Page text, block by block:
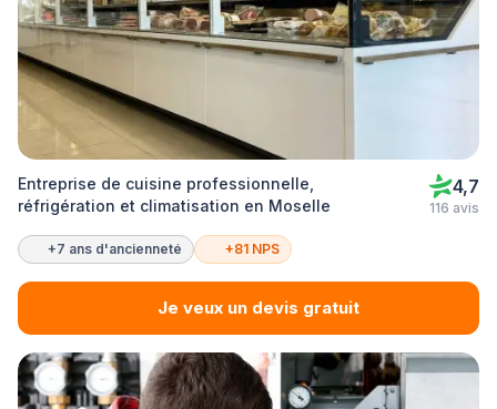
Entreprise de cuisine professionnelle,
réfrigération et climatisation en Moselle
4,7
116 avis
+7 ans d'ancienneté +81 NPS
Je veux un devis gratuit